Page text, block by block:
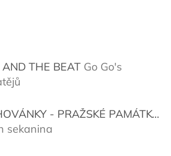
THE BEAT Go Go's
je 5 z 5 hvězdiček.
VYSTŘIHOVÁNKY - PRAŽSKÉ PAMÁTKY
je 5 z 5 hvězdiček.
sekanina